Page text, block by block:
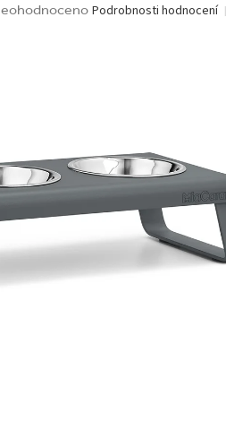
Podrobnosti hodnocení